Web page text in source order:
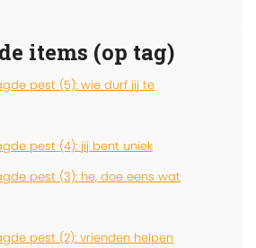
items (op tag)
pest (5): wie durf jij te
pest (4): jij bent uniek
pest (3): he, doe eens wat
pest (2): vrienden helpen